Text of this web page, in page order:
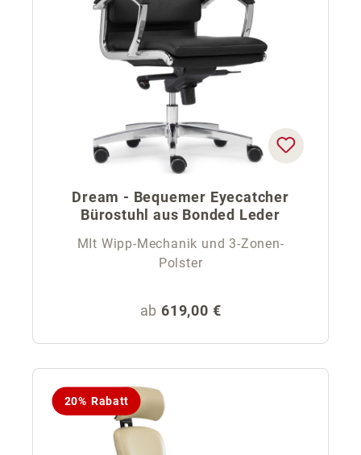
Dream - Bequemer Eyecatcher
Bürostuhl aus Bonded Leder
MIt Wipp-Mechanik und 3-Zonen-
Polster
Regulärer Preis:
ab 619,00 €
20% Rabatt